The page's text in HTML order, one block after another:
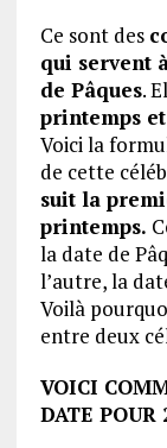
Ce sont des
qui servent
de Pâques.
printemps
Voici la
de cette
suit la
printemps.
la date de
l’autre, la
Voilà
entre deux
VOICI
DATE POUR